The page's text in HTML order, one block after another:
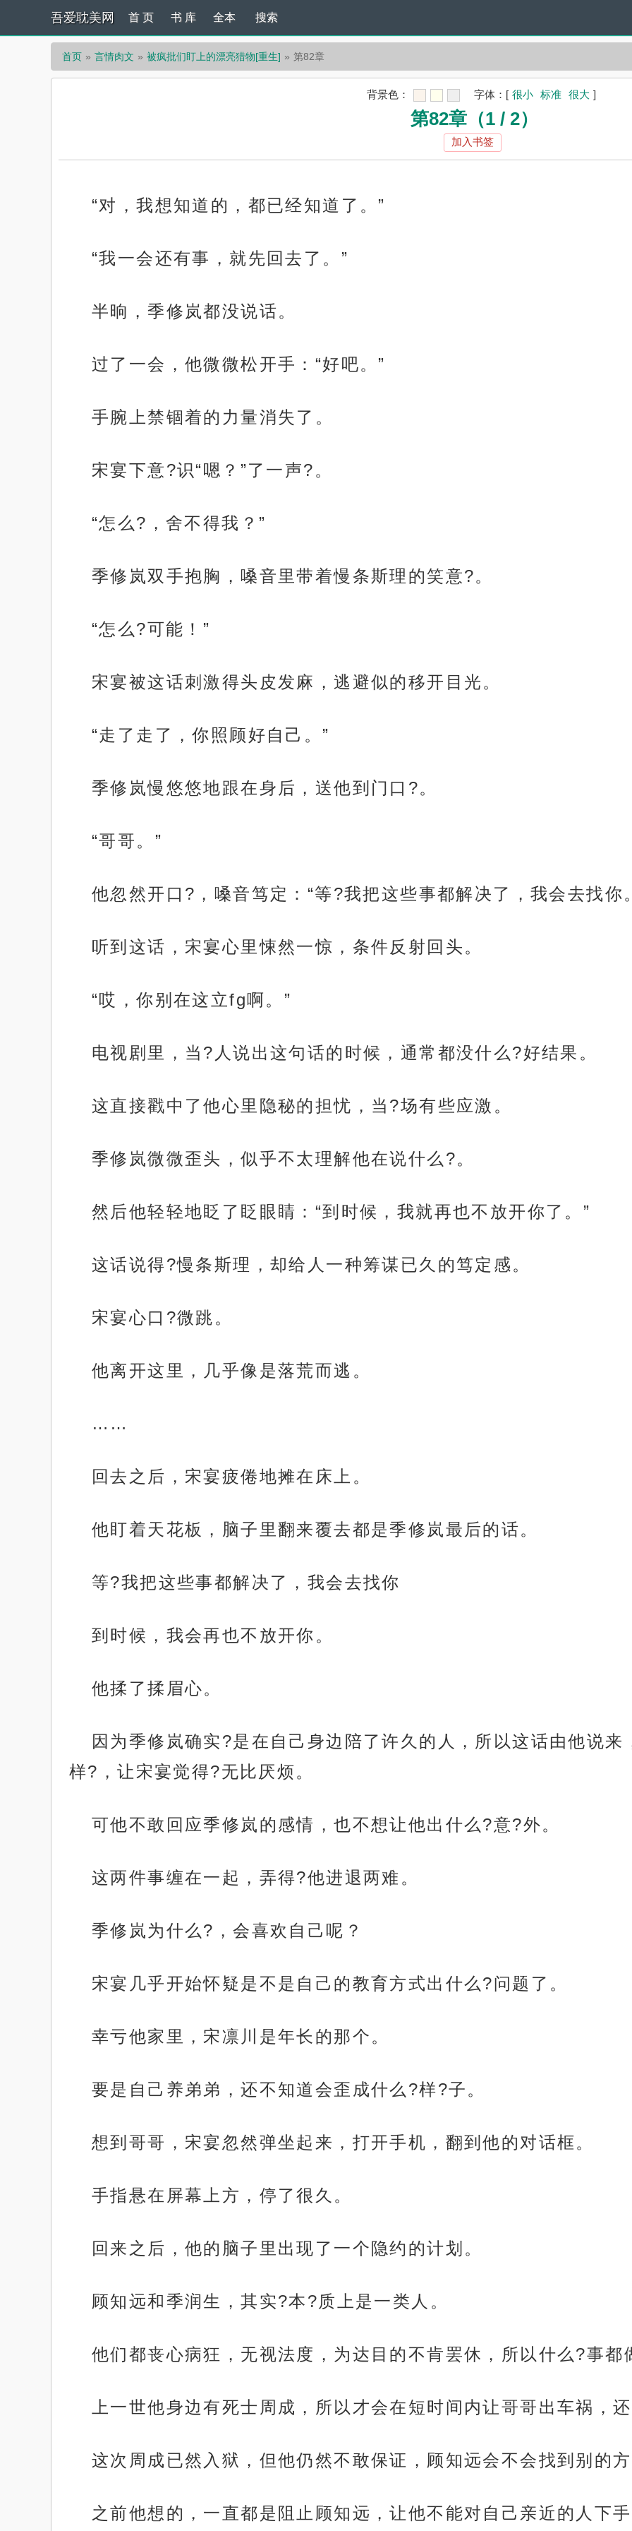
吾爱耽美网 首 页 书 库 全本 搜索
首页 言情肉文 被疯批们盯上的漂亮猎物[重生] 第82章
背景色： 字体： [ 很小 标准 很大 ]
第82章（1 / 2）
加入书签
“对，我想知道的，都已经知道了。”
“我一会还有事，就先回去了。”
半晌，季修岚都没说话。
过了一会，他微微松开手：“好吧。”
手腕上禁锢着的力量消失了。
宋宴下意?识“嗯？”了一声?。
“怎么?，舍不得我？”
季修岚双手抱胸，嗓音里带着慢条斯理的笑意?。
“怎么?可能！”
宋宴被这话刺激得头皮发麻，逃避似的移开目光。
“走了走了，你照顾好自己。”
季修岚慢悠悠地跟在身后，送他到门口?。
“哥哥。”
他忽然开口?，嗓音笃定：“等?我把这些事都解决了，我会去找你
听到这话，宋宴心里悚然一惊，条件反射回头。
“哎，你别在这立fg啊。”
电视剧里，当?人说出这句话的时候，通常都没什么?好结果。
这直接戳中了他心里隐秘的担忧，当?场有些应激。
季修岚微微歪头，似乎不太理解他在说什么?。
然后他轻轻地眨了眨眼睛：“到时候，我就再也不放开你了。”
这话说得?慢条斯理，却给人一种筹谋已久的笃定感。
宋宴心口?微跳。
他离开这里，几乎像是落荒而逃。
……
回去之后，宋宴疲倦地摊在床上。
他盯着天花板，脑子里翻来覆去都是季修岚最后的话。
等?我把这些事都解决了，我会去找你
到时候，我会再也不放开你。
他揉了揉眉心。
因为季修岚确实?是在自己身边陪了许久的人，所以这话由他说
样?，让宋宴觉得?无比厌烦。
可他不敢回应季修岚的感情，也不想让他出什么?意?外。
这两件事缠在一起，弄得?他进退两难。
季修岚为什么?，会喜欢自己呢？
宋宴几乎开始怀疑是不是自己的教育方式出什么?问题了。
幸亏他家里，宋凛川是年长的那个。
要是自己养弟弟，还不知道会歪成什么?样?子。
想到哥哥，宋宴忽然弹坐起来，打开手机，翻到他的对话框。
手指悬在屏幕上方，停了很久。
回来之后，他的脑子里出现了一个隐约的计划。
顾知远和季润生，其实?本?质上是一类人。
他们都丧心病狂，无视法度，为达目的不肯罢休，所以什么?事都
上一世他身边有死士周成，所以才会在短时间内让哥哥出车祸，
这次周成已然入狱，但他仍然不敢保证，顾知远会不会找到别的
之前他想的，一直都是阻止顾知远，让他不能对自己亲近的人下